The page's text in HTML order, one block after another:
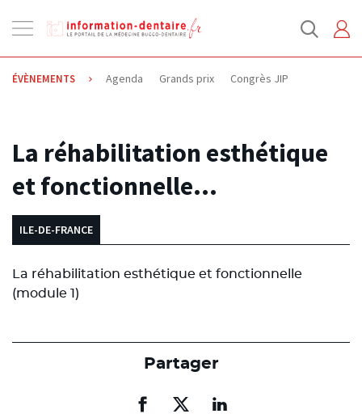
la
navigation
ÉVÈNEMENTS Agenda Grands prix Congrès JIP
04.03.2014
La réhabilitation esthétique
et fonctionnelle…
ILE-DE-FRANCE
La réhabilitation esthétique et fonctionnelle
(module 1)
Partager
PartagerPartagerPartager